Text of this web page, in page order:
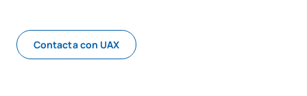
Contacta con UAX